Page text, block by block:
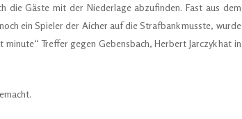
die Gäste mit der Niederlage abzufinden. Fast aus dem
ein Spieler der Aicher auf die Strafbank musste, wurde
Treffer gegen Gebensbach, Herbert Jarczyk hat in